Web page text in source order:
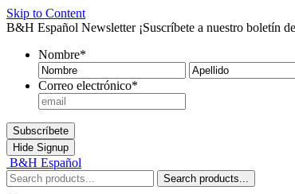
Skip to Content
B&H Español Newsletter ¡Suscríbete a nuestro boletín
Nombre*
Nombre
Correo electrónico*
Subscríbete
Hide Signup
B&H Español
Search products...